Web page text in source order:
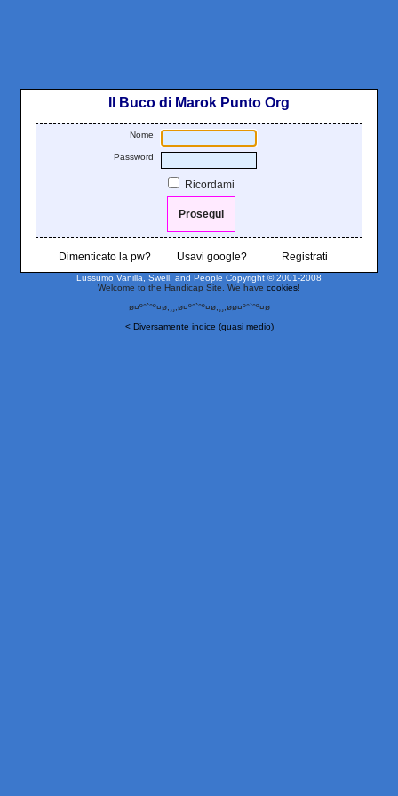
Il Buco di Marok Punto Org
Nome
Password
Ricordami
Dimenticato la pw? Usavi google? Registrati
Lussumo Vanilla, Swell, and People Copyright © 2001-2008
Welcome to the Handicap Site. We have cookies!
ø¤º°`°º¤ø,¸¸,ø¤º°`°º¤ø,¸¸,øø¤º°`°º¤ø
< Diversamente indice (quasi medio)